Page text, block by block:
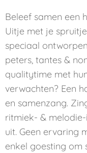
Beleef samen een
Uitje met je spruitje
speciaal
peters, tantes &
qualitytime met
verwachten? Een
en samenzang.
ritmiek- &
uit. Geen ervaring
enkel goesting om